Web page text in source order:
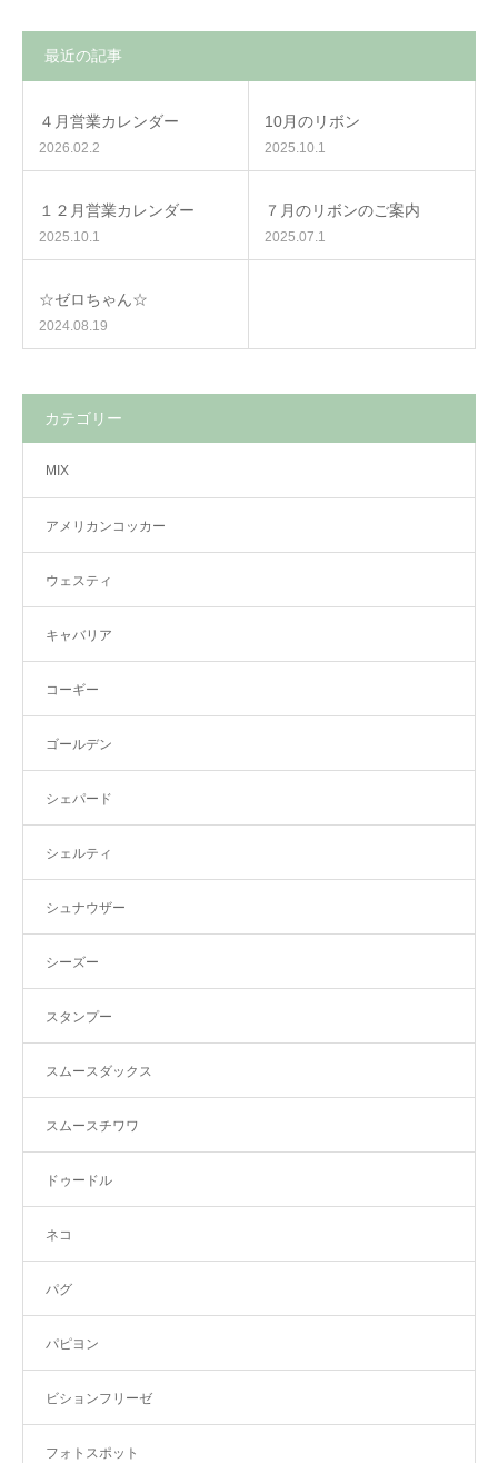
最近の記事
４月営業カレンダー
2026.02.2
10月のリボン
2025.10.1
１２月営業カレンダー
2025.10.1
７月のリボンのご案内
2025.07.1
☆ゼロちゃん☆
2024.08.19
カテゴリー
MIX
アメリカンコッカー
ウェスティ
キャバリア
コーギー
ゴールデン
シェパード
シェルティ
シュナウザー
シーズー
スタンプー
スムースダックス
スムースチワワ
ドゥードル
ネコ
パグ
パピヨン
ビションフリーゼ
フォトスポット